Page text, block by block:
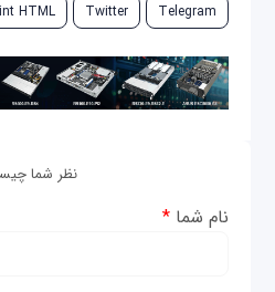
Telegram
Twitter
HTML
نظر شما
نام شما*